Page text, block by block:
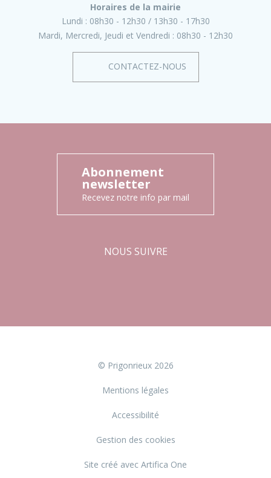
Horaires de la mairie
Lundi : 08h30 - 12h30
13h30 - 17h30
Mardi, Mercredi, Jeudi et Vendredi : 08h30 - 12h30
CONTACTEZ-NOUS
Abonnement
newsletter
Recevez notre info par mail
NOUS SUIVRE
© Prigonrieux 2026
Mentions légales
Accessibilité
Gestion des cookies
Site créé avec Artifica One